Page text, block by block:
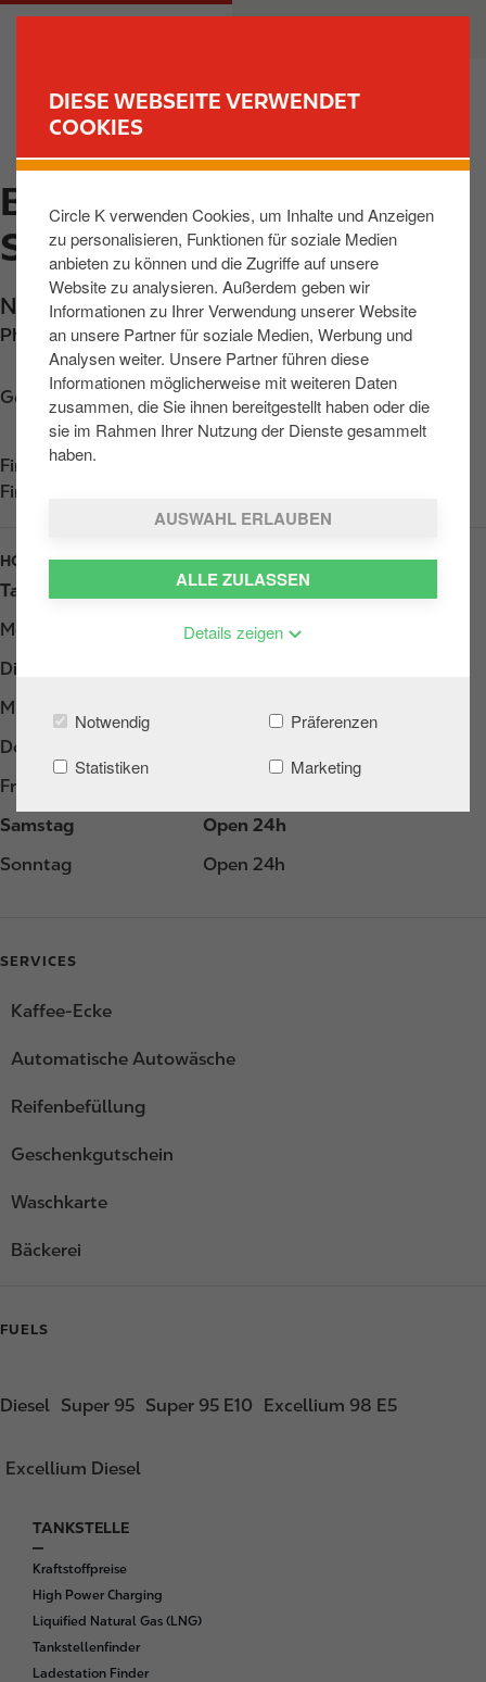
DIESE WEBSEITE VERWENDET
COOKIES
Circle K verwenden Cookies, um Inhalte und Anzeigen
zu personalisieren, Funktionen für soziale Medien
anbieten zu können und die Zugriffe auf unsere
Website zu analysieren. Außerdem geben wir
Informationen zu Ihrer Verwendung unserer Website
an unsere Partner für soziale Medien, Werbung und
Analysen weiter. Unsere Partner führen diese
Informationen möglicherweise mit weiteren Daten
zusammen, die Sie ihnen bereitgestellt haben oder die
sie im Rahmen Ihrer Nutzung der Dienste gesammelt
haben.
AUSWAHL ERLAUBEN
ALLE ZULASSEN
Details zeigen
Notwendig
Präferenzen
Statistiken
Marketing
u
m
I
h
a
M
v
BERLIN, NEUKOELLNER
STR
Neukoellner Strasse 294,Berlin,12357,
Phone: +49306613037
Get directions
Find us onApp Store
Find us on
HOURS
Tag
Opening hours
Montag
Open 24h
Dienstag
Mittwoch
Donnerstag
Freitag
Samstag
Open 24h
Sonntag
Open 24h
SERVICES
Kaffee-Ecke
Automatische Autowäsche
Reifenbefüllung
Geschenkgutschein
Waschkarte
Bäckerei
FUELS
Diesel Super 95 Super 95 E10 Excellium 98 E5
Excellium Diesel
F
o
o
t
e
r
TANKSTELLE
Kraftstoffpreise
High Power Charging
Liquified Natural Gas (LNG)
Tankstellenfinder
Ladestation Finder